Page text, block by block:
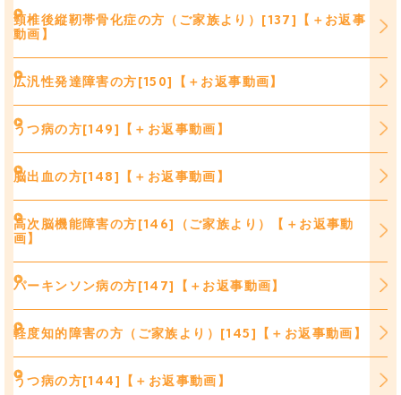
頸椎後縦靭帯骨化症の方（ご家族より）[137]【＋お返事
動画】
広汎性発達障害の方[150]【＋お返事動画】
うつ病の方[149]【＋お返事動画】
脳出血の方[148]【＋お返事動画】
高次脳機能障害の方[146]（ご家族より）【＋お返事動
画】
パーキンソン病の方[147]【＋お返事動画】
軽度知的障害の方（ご家族より）[145]【＋お返事動画】
うつ病の方[144]【＋お返事動画】